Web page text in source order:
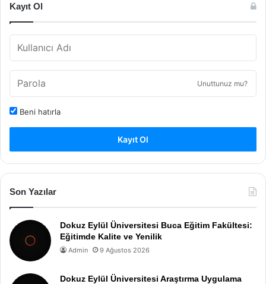
Kayıt Ol
Unuttunuz mu?
Beni hatırla
Kayıt Ol
Son Yazılar
Dokuz Eylül Üniversitesi Buca Eğitim Fakültesi:
Eğitimde Kalite ve Yenilik
Admin 9 Ağustos 2026
Dokuz Eylül Üniversitesi Araştırma Uygulama